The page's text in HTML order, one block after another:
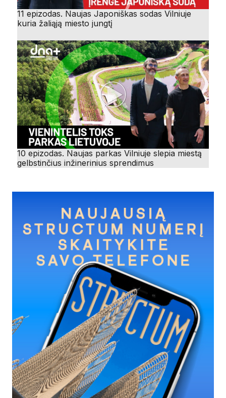
11 epizodas. Naujas Japoniškas sodas Vilniuje
kuria žaliąją miesto jungtį
10 epizodas. Naujas parkas Vilniuje slepia miestą
gelbstinčius inžinerinius sprendimus